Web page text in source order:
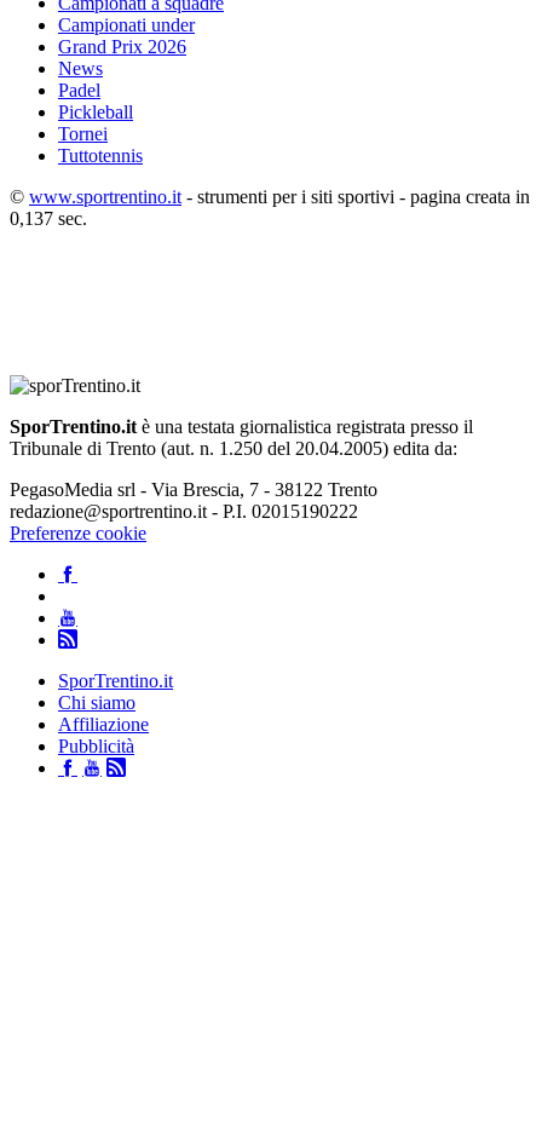
Campionati under
Grand Prix 2026
News
Padel
Pickleball
Tornei
Tuttotennis
© www.sportrentino.it - strumenti per i siti sportivi - pagina creata in
0,137 sec.
SporTrentino.it è una testata giornalistica registrata presso il
Tribunale di Trento (aut. n. 1.250 del 20.04.2005) edita da:
PegasoMedia srl - Via Brescia, 7 - 38122 Trento
redazione@sportrentino.it - P.I. 02015190222
Preferenze cookie
SporTrentino.it
Chi siamo
Affiliazione
Pubblicità